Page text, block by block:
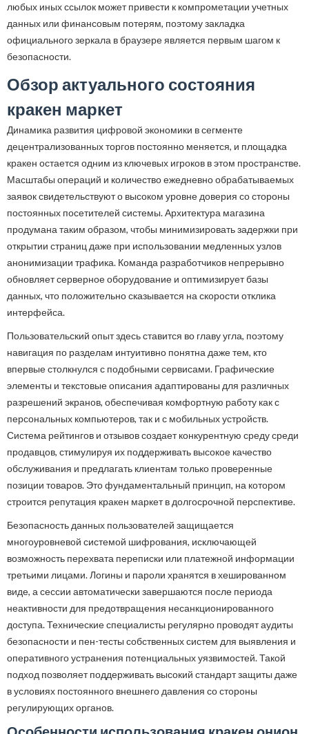
любых иных ссылок может привести к компрометации учетных
данных или финансовым потерям, поэтому закладка
официального зеркала в браузере является первым шагом к
безопасности.
Обзор актуального состояния
кракен маркет
Динамика развития цифровой экономики в сегменте
децентрализованных торгов постоянно меняется, и площадка
кракен остается одним из ключевых игроков в этом пространстве.
Масштабы операций и количество ежедневно обрабатываемых
заявок свидетельствуют о высоком уровне доверия со стороны
постоянных посетителей системы. Архитектура магазина
продумана таким образом, чтобы минимизировать задержки при
открытии страниц даже при использовании медленных узлов
анонимизации трафика. Команда разработчиков непрерывно
обновляет серверное оборудование и оптимизирует базы
данных, что положительно сказывается на скорости отклика
интерфейса.
Пользовательский опыт здесь ставится во главу угла, поэтому
навигация по разделам интуитивно понятна даже тем, кто
впервые столкнулся с подобными сервисами. Графические
элементы и текстовые описания адаптированы для различных
разрешений экранов, обеспечивая комфортную работу как с
персональных компьютеров, так и с мобильных устройств.
Система рейтингов и отзывов создает конкурентную среду среди
продавцов, стимулируя их поддерживать высокое качество
обслуживания и предлагать клиентам только проверенные
позиции товаров. Это фундаментальный принцип, на котором
строится репутация кракен маркет в долгосрочной перспективе.
Безопасность данных пользователей защищается
многоуровневой системой шифрования, исключающей
возможность перехвата переписки или платежной информации
третьими лицами. Логины и пароли хранятся в хешированном
виде, а сессии автоматически завершаются после периода
неактивности для предотвращения несанкционированного
доступа. Технические специалисты регулярно проводят аудиты
безопасности и пен-тесты собственных систем для выявления и
оперативного устранения потенциальных уязвимостей. Такой
подход позволяет поддерживать высокий стандарт защиты даже
в условиях постоянного внешнего давления со стороны
регулирующих органов.